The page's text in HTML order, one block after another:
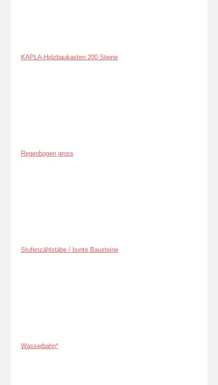
KAPLA-Holzbaukasten 200 Steine
Regenbogen gross
Stufenzählstäbe / bunte Bausteine
Wasserbahn*